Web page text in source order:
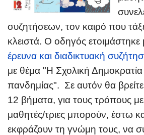
συζητήσεων, τον καιρό που
κλειστά. Ο οδηγός
έρευνα και διαδικτυακή
με θέμα "H Σχολική Δημοκρατία
πανδημίας". Σε αυτόν θα
12 βήματα, για τους τρόπους
μαθητές/τριες μπορούν, έστω
εκφράζουν τη γνώμη τους, να